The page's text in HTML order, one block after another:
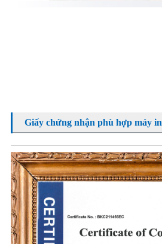
Giấy chứng nhận phù hợp máy in